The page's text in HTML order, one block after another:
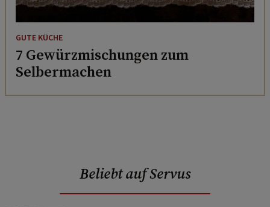
GUTE KÜCHE
7 Gewürzmischungen zum
Selbermachen
Beliebt auf Servus